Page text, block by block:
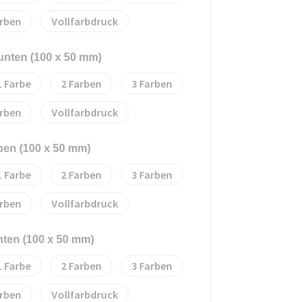
Vollfarbdruck
(100 x 50 mm)
2 3
Vollfarbdruck
(100 x 50 mm)
2 3
Vollfarbdruck
(100 x 50 mm)
2 3
Vollfarbdruck